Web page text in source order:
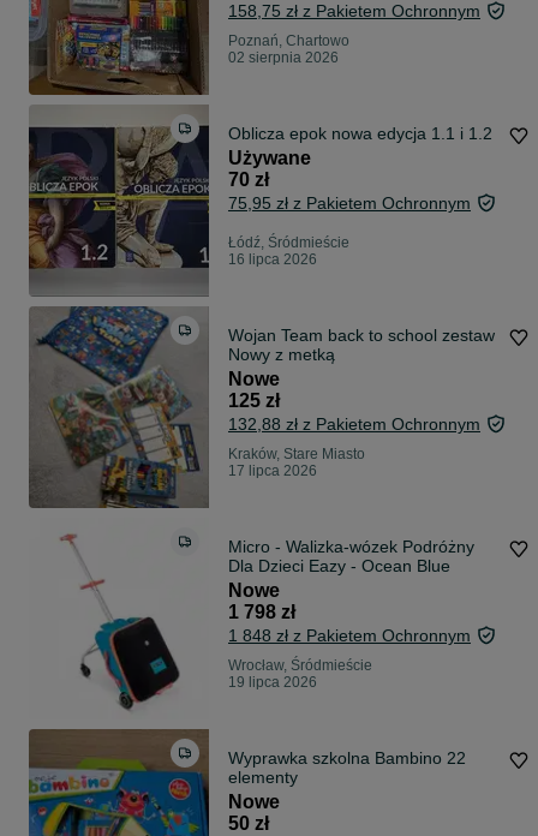
158,75 zł z Pakietem Ochronnym
Poznań, Chartowo
02 sierpnia 2026
Oblicza epok nowa edycja 1.1 i 1.2
Używane
70 zł
75,95 zł z Pakietem Ochronnym
Łódź, Śródmieście
16 lipca 2026
Wojan Team back to school zestaw
Nowy z metką
Nowe
125 zł
132,88 zł z Pakietem Ochronnym
Kraków, Stare Miasto
17 lipca 2026
Micro - Walizka-wózek Podróżny
Dla Dzieci Eazy - Ocean Blue
Nowe
1 798 zł
1 848 zł z Pakietem Ochronnym
Wrocław, Śródmieście
19 lipca 2026
Wyprawka szkolna Bambino 22
elementy
Nowe
50 zł